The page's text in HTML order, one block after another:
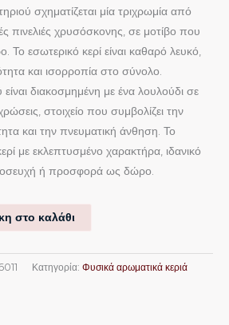
σχηματίζεται μία τριχρωμία από
πινελιές χρυσόσκονης, σε μοτίβο που
Το εσωτερικό κερί είναι καθαρό λευκό,
και ισορροπία στο σύνολο.
είναι διακοσμημένη με ένα λουλούδι σε
στοιχείο που συμβολίζει την
και την πνευματική άνθηση. Το
με εκλεπτυσμένο χαρακτήρα, ιδανικό
ή προσφορά ως δώρο.
στο καλάθι
Κατηγορία: Φυσικά αρωματικά κεριά